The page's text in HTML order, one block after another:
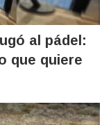
al pádel:
que quiere